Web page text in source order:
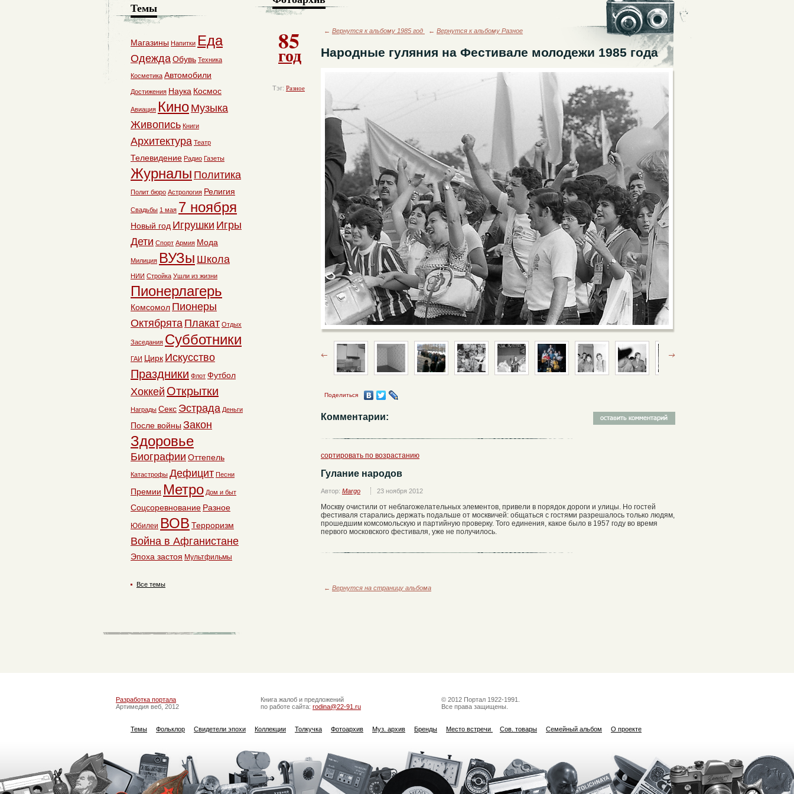
85
год
Тэг: Разное
← Вернутся к альбому 1985 год ← Вернутся к альбому Разное
Народные гуляния на Фестивале молодежи 1985 года
Поделиться
Комментарии:
сортировать по возрастанию
Гулание народов
Автор: Margo 23 ноября 2012
Москву очистили от неблагожелательных элементов, привели в порядок дороги и улицы. Но гостей
фестиваля старались держать подальше от москвичей: общаться с гостями разрешалось только людям,
прошедшим комсомольскую и партийную проверку. Того единения, какое было в 1957 году во время
первого московского фестиваля, уже не получилось.
← Вернутся на страницу альбома
Темы
Магазины Напитки Еда
ОдеждаОбувь Техника
Косметика Автомобили
Достижения Наука Космос
Авиация Кино Музыка
Живопись Книги
Архитектура Театр
Телевидение Радио Газеты
Журналы Политика
Полит бюро Астрология Религия
Свадьбы 1 мая 7 ноября
Новый год Игрушки Игры
Дети Спорт Армия Мода
Милиция ВУЗы Школа
НИИ Стройка Ушли из жизни
Пионерлагерь
Комсомол Пионеры
Октябрята Плакат Отдых
Заседания Субботники
ГАИ Цирк Искусство
Праздники Флот Футбол
Хоккей Открытки
Награды Секс Эстрада Деньги
После войны Закон
Здоровье
Биографии Оттепель
Катастрофы Дефицит Песни
Премии Метро Дом и быт
Соцсоревнование Разное
Юбилеи ВОВ Терроризм
Война в Афганистане
Эпоха застоя Мультфильмы
Все темы
Разработка портала
Артимедия веб, 2012
Книга жалоб и предложений
по работе сайта: rodina@22-91.ru
© 2012 Портал 1922-1991.
Все права защищены.
Темы Фольклор Свидетели эпохи Коллекции Толкучка Фотоархив Муз. архив Бренды Место встречи Сов. товары Семейный альбом О проекте